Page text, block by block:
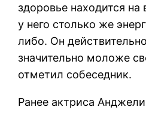
здоровье находится
у него столько же
либо. Он
значительно моложе
отметил собеседник.
Ранее актриса